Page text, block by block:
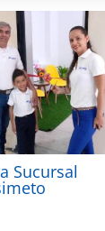
Sucursal